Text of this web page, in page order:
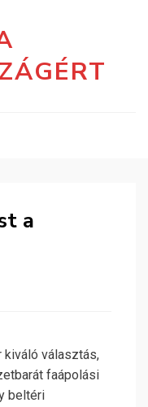
a
kiváló választás,
faápolási
beltéri